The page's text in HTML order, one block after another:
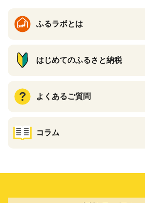
ふるラボとは
はじめてのふるさと納税
よくあるご質問
コラム